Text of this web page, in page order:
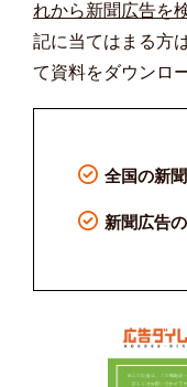
れから新聞広告を
記に当てはまる方
て資料をダウンロ
全国の新
新聞広告